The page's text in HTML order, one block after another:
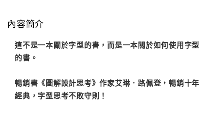
內容簡介
這不是一本關於字型的書，而是一本關於如何使用字型
的書。
暢銷書《圖解設計思考》作家艾琳．路佩登，暢銷十年
經典，字型思考不敗守則！